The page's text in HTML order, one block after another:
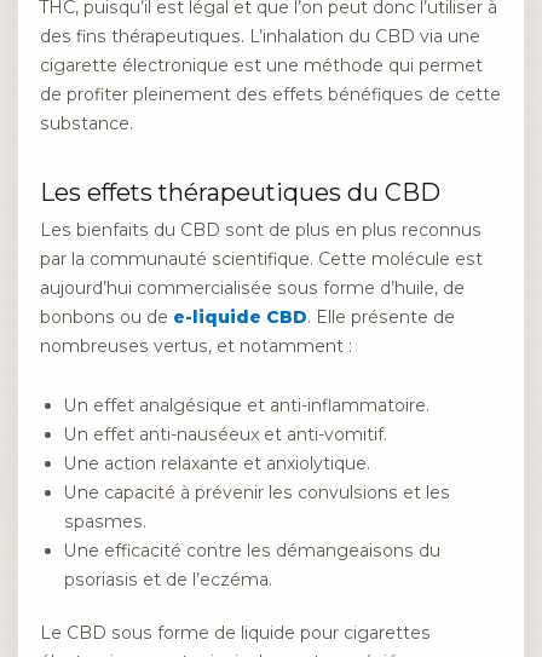
THC, puisqu’il est légal et que l’on peut donc l’utiliser à
des fins thérapeutiques. L’inhalation du CBD via une
cigarette électronique est une méthode qui permet
de profiter pleinement des effets bénéfiques de cette
substance.
Les effets thérapeutiques du CBD
Les bienfaits du CBD sont de plus en plus reconnus
par la communauté scientifique. Cette molécule est
aujourd’hui commercialisée sous forme d’huile, de
bonbons ou de e-liquide CBD. Elle présente de
nombreuses vertus, et notamment :
Un effet analgésique et anti-inflammatoire.
Un effet anti-nauséeux et anti-vomitif.
Une action relaxante et anxiolytique.
Une capacité à prévenir les convulsions et les
spasmes.
Une efficacité contre les démangeaisons du
psoriasis et de l’eczéma.
Le CBD sous forme de liquide pour cigarettes